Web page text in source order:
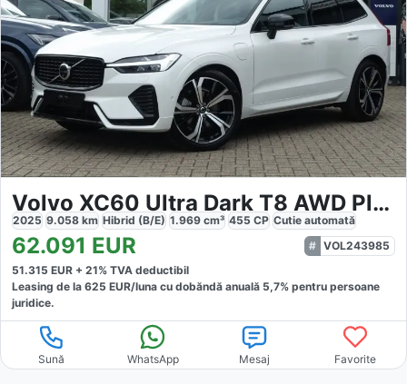
Volvo XC60 Ultra Dark T8 AWD Plug-in
2025 9.058 km Hibrid (B/E) 1.969 cm³ 455 CP Cutie automată
62.091 EUR
VOL243985
51.315 EUR + 21% TVA deductibil
Leasing de la 625 EUR/luna cu dobăndă anuală 5,7% pentru persoane
juridice.
Sună WhatsApp Mesaj Favorite